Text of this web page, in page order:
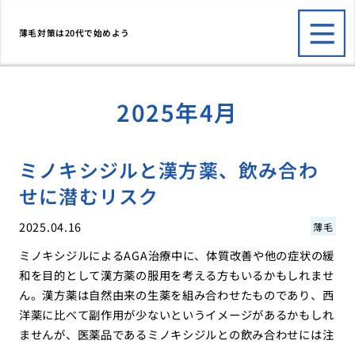
薄毛対策は20代で始めよう
2025年4月
ミノキシジルと漢方薬、飲み合わ
せに潜むリスク
2025.04.16 薄毛
ミノキシジルによるAGA治療中に、体質改善や他の症状の緩
和を目的として漢方薬の服用を考える方もいるかもしれませ
ん。漢方薬は自然由来の生薬を組み合わせたものであり、西
洋薬に比べて副作用が少ないというイメージがあるかもしれ
ませんが、医薬品であるミノキシジルとの飲み合わせには注